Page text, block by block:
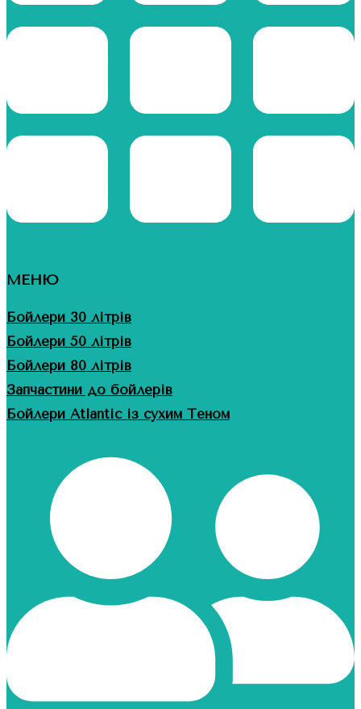
МЕНЮ
Бойлери 30 літрів
Бойлери 50 літрів
Бойлери 80 літрів
Запчастини до бойлерів
Бойлери Atlantic із сухим Теном